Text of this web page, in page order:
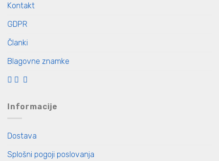
Kontakt
GDPR
Članki
Blagovne znamke
Informacije
Dostava
Splošni pogoji poslovanja